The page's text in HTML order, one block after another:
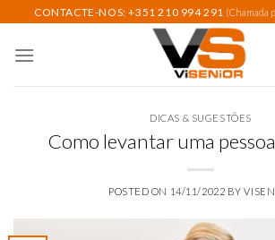
content
CONTACTE-NOS: +351 210 994 291 (Chamada
DICAS & SUGESTÕES
Como levantar uma
POSTED ON 14/11/2022 BY